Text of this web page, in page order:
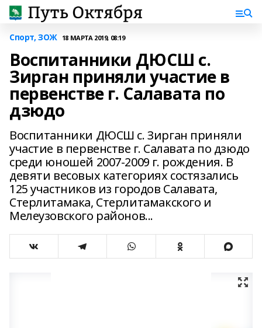
Спорт, ЗОЖ 18 МАРТА 2019, 08:19
Воспитанники ДЮСШ с.
Зирган приняли участие в
первенстве г. Салавата по
дзюдо
Воспитанники ДЮСШ с. Зирган приняли
участие в первенстве г. Салавата по дзюдо
среди юношей 2007-2009 г. рождения. В
девяти весовых категориях состязались
125 участников из городов Салавата,
Стерлитамака, Стерлитамакского и
Мелеузовского районов...